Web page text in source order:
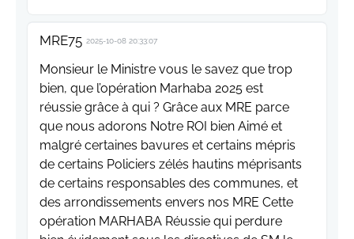
MRE75 2025-10-08 20:33:07
Monsieur le Ministre vous le savez que trop
bien, que l’opération Marhaba 2025 est
réussie grâce à qui ? Grâce aux MRE parce
que nous adorons Notre ROI bien Aimé et
malgré certaines bavures et certains mépris
de certains Policiers zélés hautins méprisants
de certains responsables des communes, et
des arrondissements envers nos MRE Cette
opération MARHABA Réussie qui perdure